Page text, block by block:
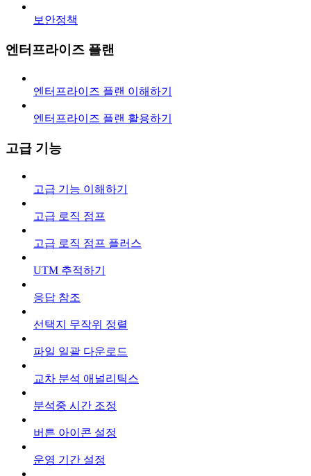
보안정책
엔터프라이즈 플랜
엔터프라이즈 플랜 이해하기
엔터프라이즈 플랜 활용하기
고급 기능
고급 기능 이해하기
고급 로직 점프
고급 로직 점프 플러스
UTM 추적하기
응답 참조
선택지 무작위 정렬
파일 일괄 다운로드
교차 분석 애널리틱스
분석중 시간 조정
버튼 아이콘 설정
운영 기간 설정